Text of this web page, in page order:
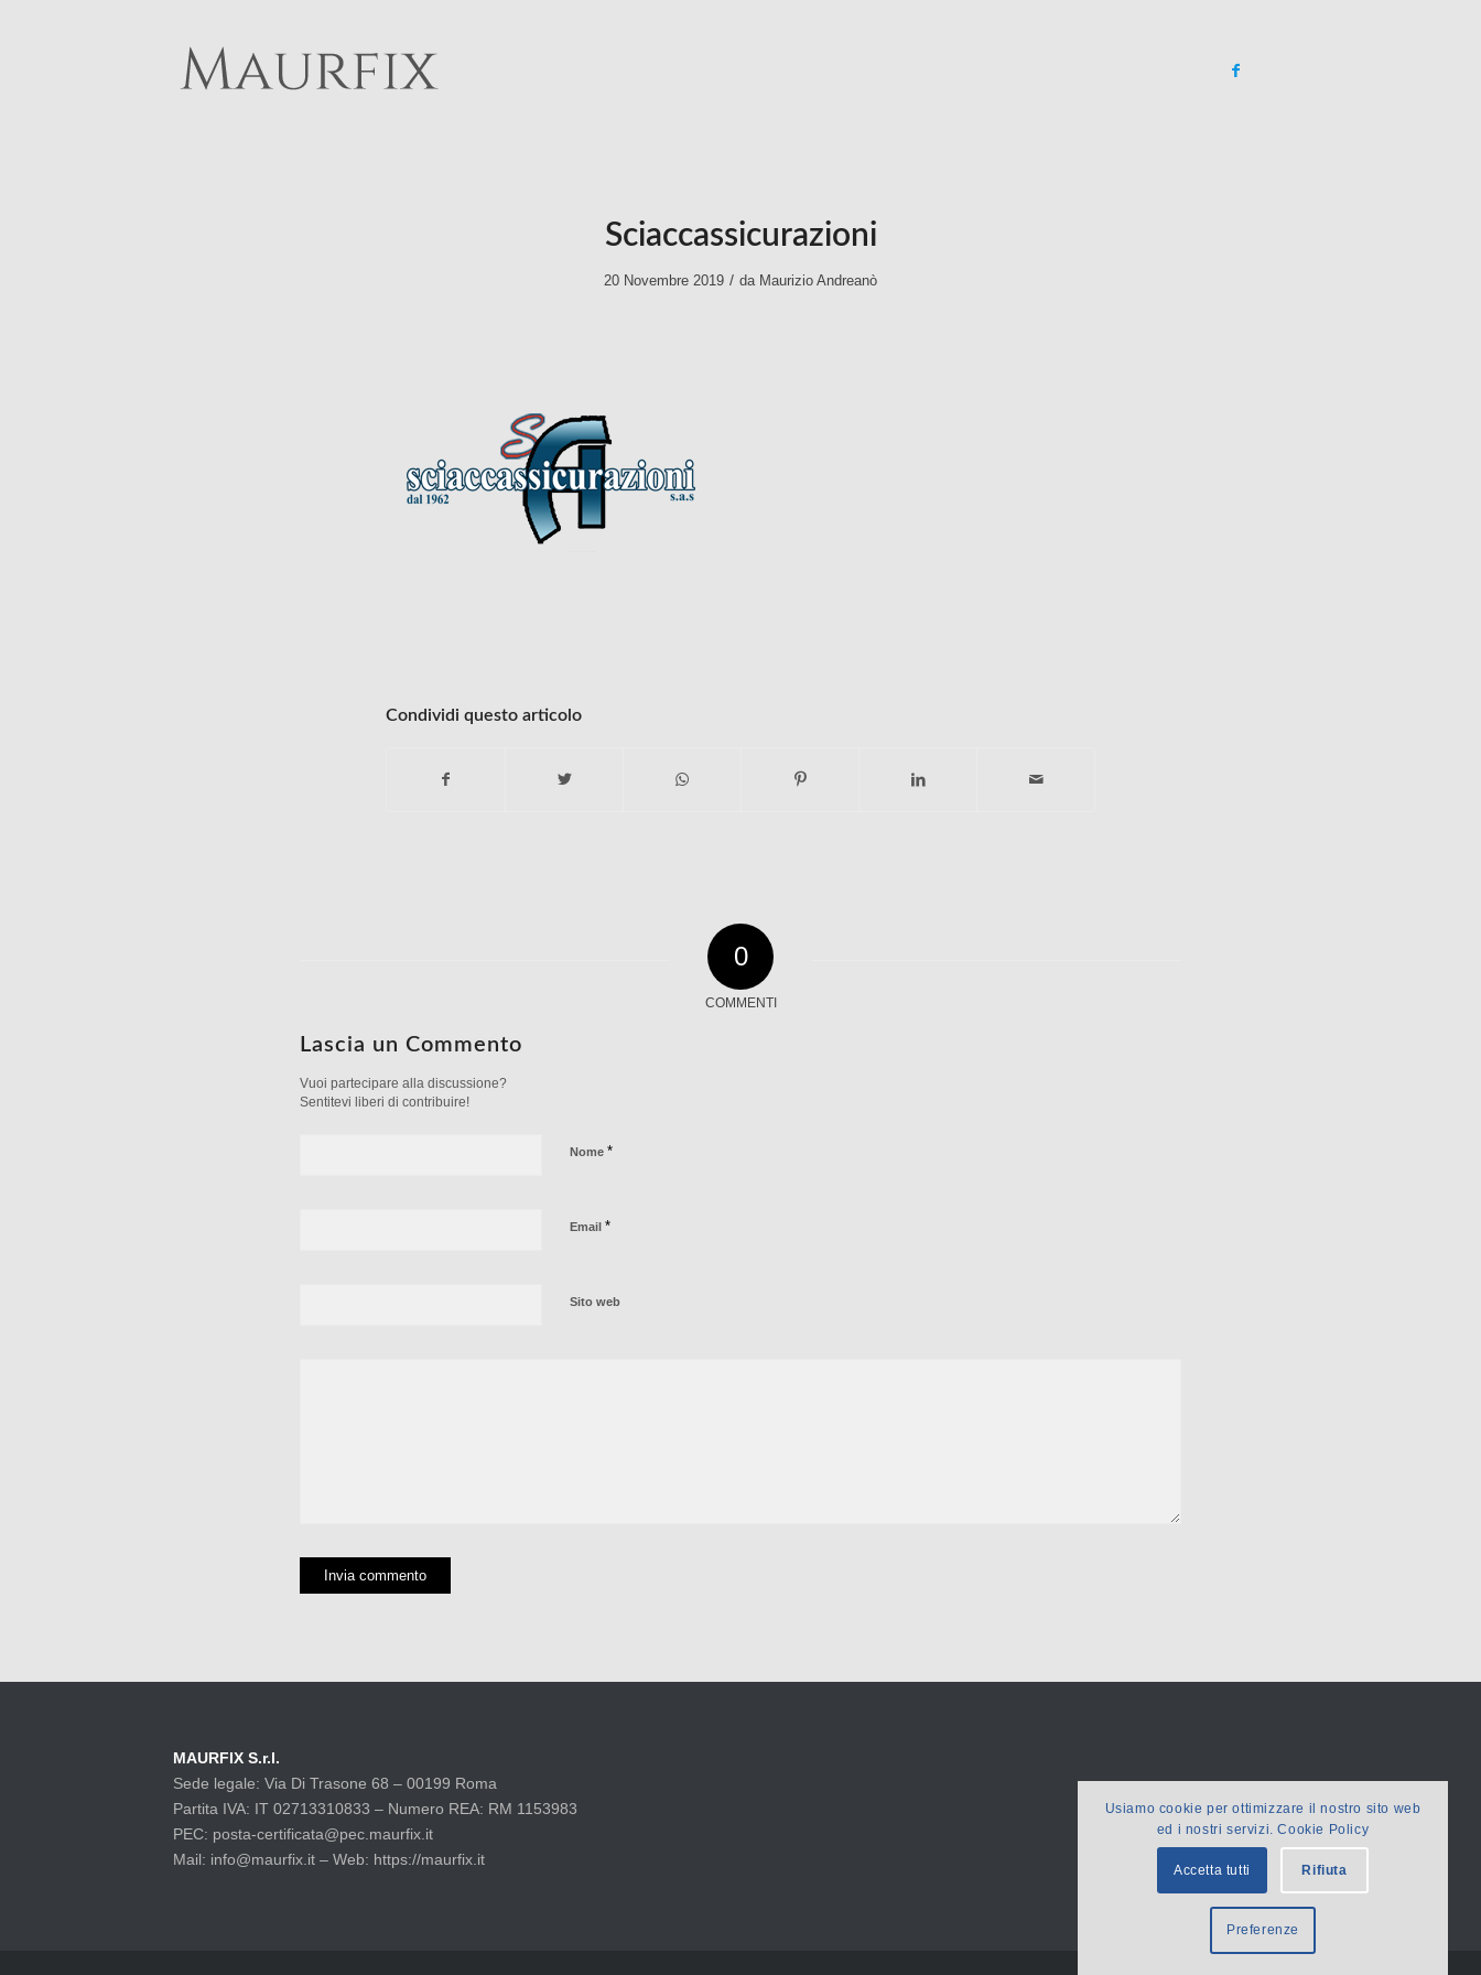
Sciaccassicurazioni
20 Novembre 2019 / da Maurizio Andreanò
Condividi questo articolo
0
COMMENTI
Lascia un Commento
Vuoi partecipare alla discussione?
Sentitevi liberi di contribuire!
Nome *
Email *
Sito web
MAURFIX S.r.l.
Sede legale: Via Di Trasone 68 – 00199 Roma
Partita IVA: IT 02713310833 – Numero REA: RM 1153983
PEC: posta-certificata@pec.maurfix.it
Mail: info@maurfix.it – Web: https://maurfix.it
Usiamo cookie per ottimizzare il nostro sito web
ed i nostri servizi. Cookie Policy
Accetta tutti Rifiuta
Preferenze